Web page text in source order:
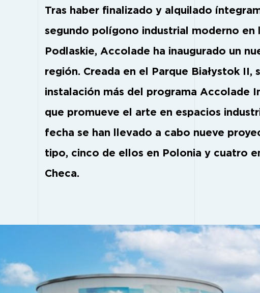
Tras haber finalizado y alquilado
segundo polígono industrial moderno en
Podlaskie, Accolade ha inaugurado un
región. Creada en el Parque Białystok II,
instalación más del programa Accolade
que promueve el arte en espacios
fecha se han llevado a cabo nueve
tipo, cinco de ellos en Polonia y cuatro
Checa.